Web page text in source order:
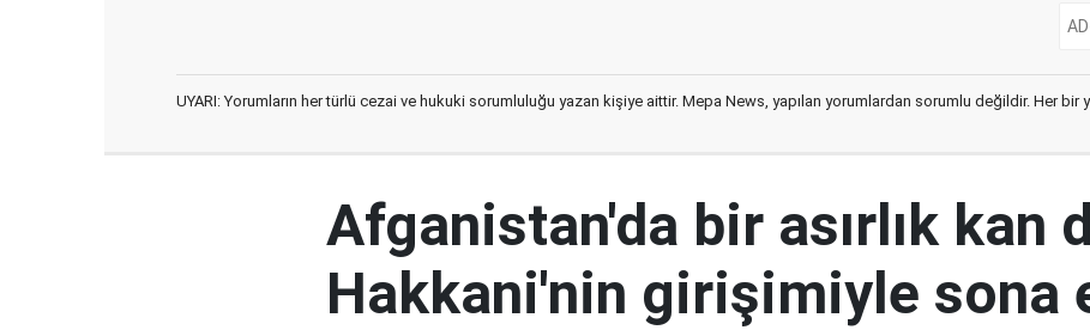
UYARI: Yorumların her türlü cezai ve hukuki sorumluluğu yazan kişiye aittir. Mepa News, yapılan yorumlardan sorumlu değildir. Her bir
Afganistan'da bir asırlık kan
Hakkani'nin girişimiyle sona